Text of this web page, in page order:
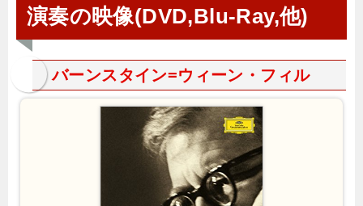
演奏の映像(DVD,Blu-Ray,他)
バーンスタイン=ウィーン・フィル